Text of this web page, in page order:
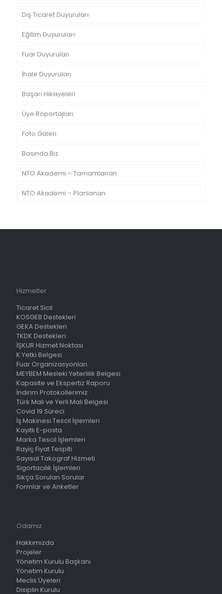
Dış Ticaret Duyuruları
Eğitim Duyuruları
Fuar Duyuruları
İhale Duyuruları
Başarı Hikayeleri
Üye Röportajları
Foto Galeri
Basında Biz
NTO Akademi – Tamamlanan
NTO Akademi – Planlanan
Hizmetler
Ticaret Sicil
KOSGEB Destekleri
GEKA Destekleri
TKDK Destekleri
İŞKUR Hizmet Noktası
K Yetki Belgesi
Fuar Organizasyonları
MEYBEM Mesleki Yeterlilik Belgesi
Kapasite ve Ekspertiz Raporu
İndirim Protokollerimiz
Türk Malı ve Yerli Malı Belgesi
Covid 19 Süreci
İş Makinesi Tescil İşlemleri
Kayıtlı E-posta
Marka Tescil İşlemleri
Rayiç Fiyat Tespiti
Sayısal Takograf Hizmeti
Sigortacılık İşlemleri
Sıkça Sorulan Sorular
Formlar ve Anketler
Odamız
Hakkımızda
Projeler
Yönetim Kurulu Başkanı
Yönetim Kurulu
Meclis Üyeleri
Disiplin Kurulu